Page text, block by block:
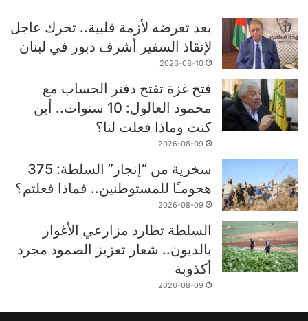
بعد تعرضه لأزمة قلبية.. تحرك عاجل
لإنقاذ السفير أشرف دبور في لبنان
2026-08-10
فتح غزة تفتح دفتر الحساب مع
محمود العالول: 10 سنوات.. أين
كنت وماذا فعلت لنا؟
2026-08-09
سخرية من “إنجاز” السلطة: 375
هجومـًا للمستوطنين.. فماذا فعلتم؟
2026-08-09
السلطة تطارد مزارعي الأغوار
بالديون.. شعار تعزيز الصمود مجرد
أكذوبة
2026-08-09